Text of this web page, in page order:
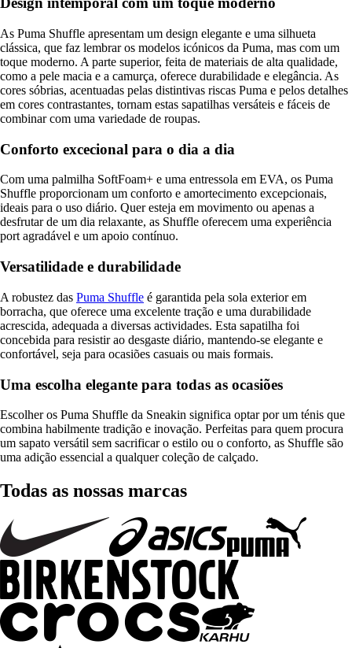
As Puma Shuffle apresentam um design elegante e uma silhueta
clássica, que faz lembrar os modelos icónicos da Puma, mas com um
toque moderno. A parte superior, feita de materiais de alta qualidade,
como a pele macia e a camurça, oferece durabilidade e elegância. As
cores sóbrias, acentuadas pelas distintivas riscas Puma e pelos detalhes
em cores contrastantes, tornam estas sapatilhas versáteis e fáceis de
combinar com uma variedade de roupas.
Conforto excecional para o dia a dia
Com uma palmilha SoftFoam+ e uma entressola em EVA, os Puma
Shuffle proporcionam um conforto e amortecimento excepcionais,
ideais para o uso diário. Quer esteja em movimento ou apenas a
desfrutar de um dia relaxante, as Shuffle oferecem uma experiência
port agradável e um apoio contínuo.
Versatilidade e durabilidade
A robustez das Puma Shuffle é garantida pela sola exterior em
borracha, que oferece uma excelente tração e uma durabilidade
acrescida, adequada a diversas actividades. Esta sapatilha foi
concebida para resistir ao desgaste diário, mantendo-se elegante e
confortável, seja para ocasiões casuais ou mais formais.
Uma escolha elegante para todas as ocasiões
Escolher os Puma Shuffle da Sneakin significa optar por um ténis que
combina habilmente tradição e inovação. Perfeitas para quem procura
um sapato versátil sem sacrificar o estilo ou o conforto, as Shuffle são
uma adição essencial a qualquer coleção de calçado.
Todas as nossas marcas